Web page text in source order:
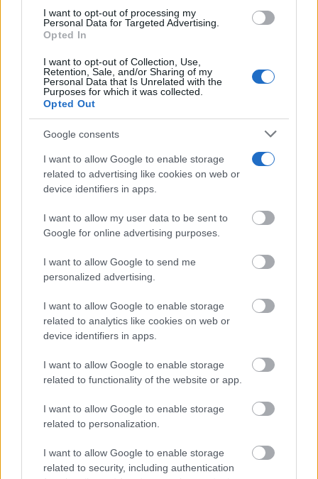
use your data for below specified purposes in below Google
consent section.
I want to opt-out of processing my
Personal Data for Targeted Advertising.
Opted In
I want to opt-out of Collection, Use,
Retention, Sale, and/or Sharing of my
Personal Data that Is Unrelated with the
Purposes for which it was collected.
Opted Out
Google consents
I want to allow Google to enable storage
related to advertising like cookies on web or
device identifiers in apps.
I want to allow my user data to be sent to
Google for online advertising purposes.
I want to allow Google to send me
personalized advertising.
I want to allow Google to enable storage
related to analytics like cookies on web or
device identifiers in apps.
I want to allow Google to enable storage
related to functionality of the website or app.
I want to allow Google to enable storage
related to personalization.
I want to allow Google to enable storage
related to security, including authentication
TE RECOMENDAMOS
Corepunk MMORPG
Un verdadero MMORPG de la vieja escuela ¡Cómo los
DISCOVER WITH
Últimas noticias
ITECAM busca nuevos profesionales en
Tomelloso y abre vacantes en Machine...
y busca ingenieros para sus...
08/08/2026